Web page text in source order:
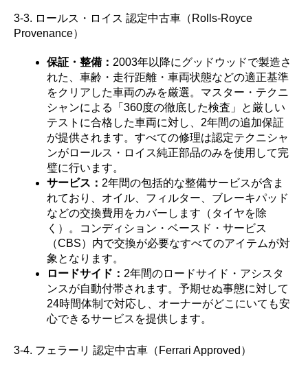
3-3. ロールス・ロイス 認定中古車（Rolls-Royce
Provenance）
保証・整備： 2003年以降にグッドウッドで製造さ
れた、車齢・走行距離・車両状態などの適正基準
をクリアした車両のみを厳選。マスター・テクニ
シャンによる「360度の徹底した検査」と厳しい
テストに合格した車両に対し、2年間の追加保証
が提供されます。すべての修理は認定テクニシャ
ンがロールス・ロイス純正部品のみを使用して完
璧に行います。
サービス： 2年間の包括的な整備サービスが含ま
れており、オイル、フィルター、ブレーキパッド
などの交換費用をカバーします（タイヤを除
く）。コンディション・ベースド・サービス
（CBS）内で交換が必要なすべてのアイテムが対
象となります。
ロードサイド： 2年間のロードサイド・アシスタ
ンスが自動付帯されます。予期せぬ事態に対して
24時間体制で対応し、オーナーがどこにいても安
心できるサービスを提供します。
3-4. フェラーリ 認定中古車（Ferrari Approved）